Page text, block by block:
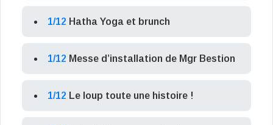
1/12 Hatha Yoga et brunch
1/12 Messe d’installation de Mgr Bestion
1/12 Le loup toute une histoire !